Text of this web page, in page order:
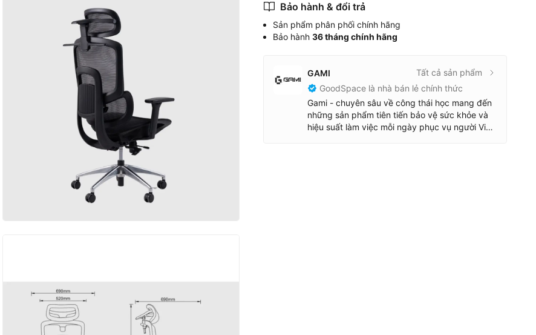
Bảo hành & đổi trả
Sản phẩm phân phối chính hãng
Bảo hành36 tháng chính hãng
GAMI
Tất cả sản phẩm
GoodSpace là nhà bán lẻ chính thức
Gami - chuyên sâu về công thái học mang đến
những sản phẩm tiên tiến bảo vệ sức khỏe và
hiệu suất làm việc mỗi ngày phục vụ người Việt